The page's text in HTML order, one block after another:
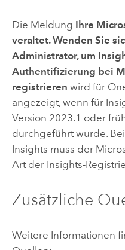
Die Meldung Ihre
veraltet. Wenden Sie
Administrator, um
Authentifizierung bei
registrieren wird für
angezeigt, wenn für
Version 2023.1 oder
durchgeführt wurde.
Insights muss der
Art der Insights-
Zusätzliche
Weitere Informationen